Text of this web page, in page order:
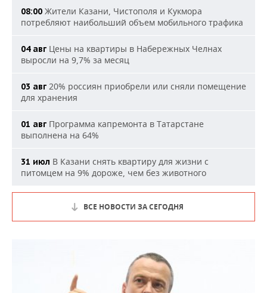
08:00 Жители Казани, Чистополя и Кукмора
потребляют наибольший объем мобильного трафика
04 авг Цены на квартиры в Набережных Челнах
выросли на 9,7% за месяц
03 авг 20% россиян приобрели или сняли помещение
для хранения
01 авг Программа капремонта в Татарстане
выполнена на 64%
31 июл В Казани снять квартиру для жизни с
питомцем на 9% дороже, чем без животного
ВСЕ НОВОСТИ ЗА СЕГОДНЯ